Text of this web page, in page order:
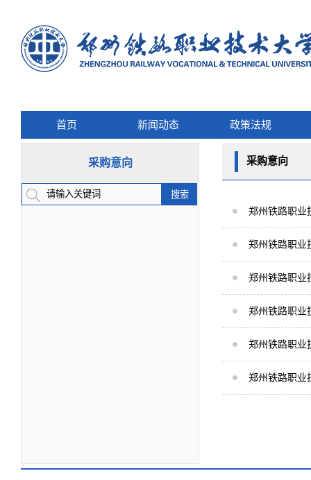
首页 新闻动态 政策法规
采购意向 采购意向
郑州铁路职业
郑州铁路职业
郑州铁路职业
郑州铁路职业
郑州铁路职业
郑州铁路职业